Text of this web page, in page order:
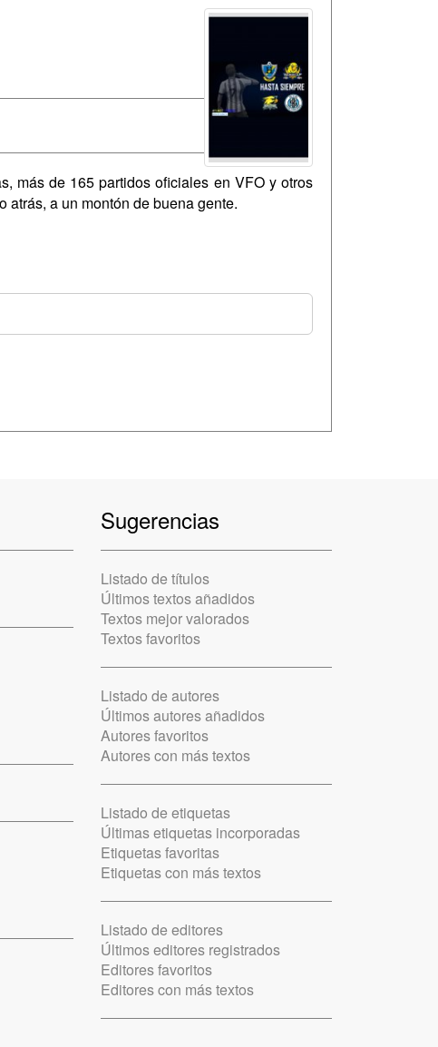
más de 165 partidos oficiales en VFO y otros
a un montón de buena gente.
Sugerencias
Listado de títulos
Últimos textos añadidos
Textos mejor valorados
Textos favoritos
Listado de autores
Últimos autores añadidos
Autores favoritos
Autores con más textos
Listado de etiquetas
Últimas etiquetas incorporadas
Etiquetas favoritas
Etiquetas con más textos
Listado de editores
Últimos editores registrados
Editores favoritos
Editores con más textos